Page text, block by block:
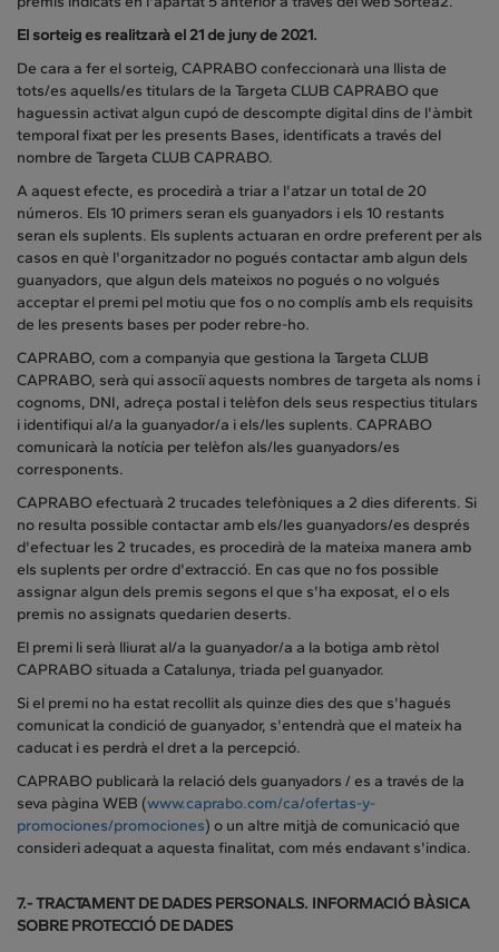
El sorteig es realitzarà el 21 de juny de 2021.
De cara a fer el sorteig, CAPRABO confeccionarà una llista de
tots/es aquells/es titulars de la Targeta CLUB CAPRABO que
haguessin activat algun cupó de descompte digital dins de l'àmbit
temporal fixat per les presents Bases, identificats a través del
nombre de Targeta CLUB CAPRABO.
A aquest efecte, es procedirà a triar a l'atzar un total de 20
números. Els 10 primers seran els guanyadors i els 10 restants
seran els suplents. Els suplents actuaran en ordre preferent per als
casos en què l'organitzador no pogués contactar amb algun dels
guanyadors, que algun dels mateixos no pogués o no volgués
acceptar el premi pel motiu que fos o no complís amb els requisits
de les presents bases per poder rebre-ho.
CAPRABO, com a companyia que gestiona la Targeta CLUB
CAPRABO, serà qui associï aquests nombres de targeta als noms i
cognoms, DNI, adreça postal i telèfon dels seus respectius titulars
i identifiqui al/a la guanyador/a i els/les suplents. CAPRABO
comunicarà la notícia per telèfon als/les guanyadors/es
corresponents.
CAPRABO efectuarà 2 trucades telefòniques a 2 dies diferents. Si
no resulta possible contactar amb els/les guanyadors/es després
d'efectuar les 2 trucades, es procedirà de la mateixa manera amb
els suplents per ordre d'extracció. En cas que no fos possible
assignar algun dels premis segons el que s'ha exposat, el o els
premis no assignats quedarien deserts.
El premi li serà lliurat al/a la guanyador/a a la botiga amb rètol
CAPRABO situada a Catalunya, triada pel guanyador.
Si el premi no ha estat recollit als quinze dies des que s'hagués
comunicat la condició de guanyador, s'entendrà que el mateix ha
caducat i es perdrà el dret a la percepció.
CAPRABO publicarà la relació dels guanyadors / es a través de la
seva pàgina WEB (www.caprabo.com/ca/ofertas-y-
promociones/promociones) o un altre mitjà de comunicació que
consideri adequat a aquesta finalitat, com més endavant s'indica.
7.- TRACTAMENT DE DADES PERSONALS. INFORMACIÓ BÀSICA
SOBRE PROTECCIÓ DE DADES